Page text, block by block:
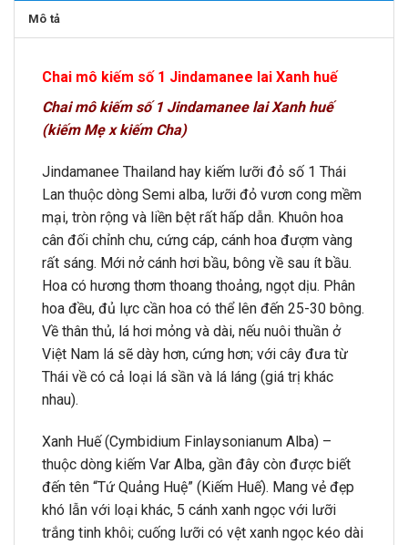
Mô tả
Chai mô kiếm số 1 Jindamanee lai Xanh huế
Chai mô kiếm số 1 Jindamanee lai Xanh huế
(kiếm Mẹ x kiếm Cha)
Jindamanee Thailand hay kiếm lưỡi đỏ số 1 Thái
Lan thuộc dòng Semi alba, lưỡi đỏ vươn cong mềm
mại, tròn rộng và liền bệt rất hấp dẫn. Khuôn hoa
cân đối chỉnh chu, cứng cáp, cánh hoa đượm vàng
rất sáng. Mới nở cánh hơi bầu, bông về sau ít bầu.
Hoa có hương thơm thoang thoảng, ngọt dịu. Phân
hoa đều, đủ lực cần hoa có thể lên đến 25-30 bông.
Về thân thủ, lá hơi mỏng và dài, nếu nuôi thuần ở
Việt Nam lá sẽ dày hơn, cứng hơn; với cây đưa từ
Thái về có cả loại lá sần và lá láng (giá trị khác
nhau).
Xanh Huế (Cymbidium Finlaysonianum Alba) –
thuộc dòng kiếm Var Alba, gần đây còn được biết
đến tên “Tứ Quảng Huệ” (Kiếm Huế). Mang vẻ đẹp
khó lẫn với loại khác, 5 cánh xanh ngọc với lưỡi
trắng tinh khôi; cuống lưỡi có vệt xanh ngọc kéo dài